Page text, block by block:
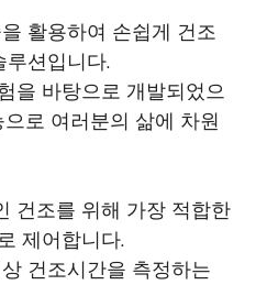
활용하여 손쉽게 건조
션입니다.
을 바탕으로 개발되었으
로 여러분의 삶에 차원
건조를 위해 가장 적합한
제어합니다.
건조시간을 측정하는